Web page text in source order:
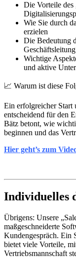
Die Vorteile
Wie Sie durch
erzielen
Die Bedeutung
Wichtige
und aktive
📈 Warum ist diese
Ein erfolgreicher Start
entscheidend für den
Bätz betont, wie
beginnen und das
Hier geht’s zum
Individuelles
Übrigens: Unsere
maßgeschneiderte
Kundengespräch. Ein
bietet viele Vorteile,
Vertriebsmannschaft